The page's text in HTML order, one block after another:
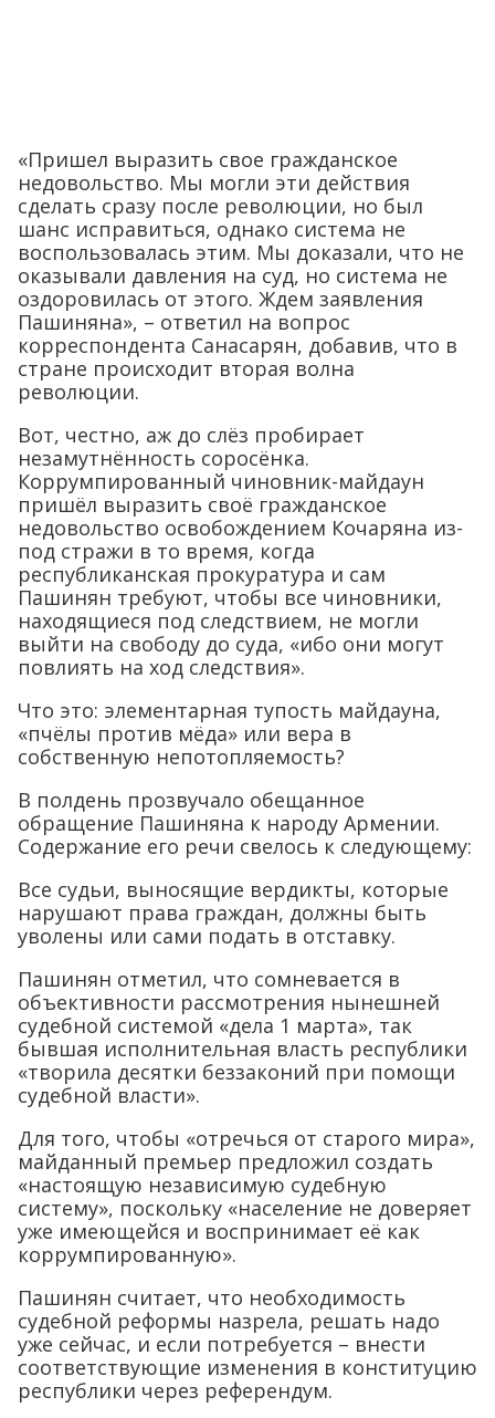
«Пришел выразить свое гражданское
недовольство. Мы могли эти действия
сделать сразу после революции, но был
шанс исправиться, однако система не
воспользовалась этим. Мы доказали, что не
оказывали давления на суд, но система не
оздоровилась от этого. Ждем заявления
Пашиняна», – ответил на вопрос
корреспондента Санасарян, добавив, что в
стране происходит вторая волна
революции.
Вот, честно, аж до слёз пробирает
незамутнённость соросёнка.
Коррумпированный чиновник-майдаун
пришёл выразить своё гражданское
недовольство освобождением Кочаряна из-
под стражи в то время, когда
республиканская прокуратура и сам
Пашинян требуют, чтобы все чиновники,
находящиеся под следствием, не могли
выйти на свободу до суда, «ибо они могут
повлиять на ход следствия».
Что это: элементарная тупость майдауна,
«пчёлы против мёда» или вера в
собственную непотопляемость?
В полдень прозвучало обещанное
обращение Пашиняна к народу Армении.
Содержание его речи свелось к следующему:
Все судьи, выносящие вердикты, которые
нарушают права граждан, должны быть
уволены или сами подать в отставку.
Пашинян отметил, что сомневается в
объективности рассмотрения нынешней
судебной системой «дела 1 марта», так
бывшая исполнительная власть республики
«творила десятки беззаконий при помощи
судебной власти».
Для того, чтобы «отречься от старого мира»,
майданный премьер предложил создать
«настоящую независимую судебную
систему», поскольку «население не доверяет
уже имеющейся и воспринимает её как
коррумпированную».
Пашинян считает, что необходимость
судебной реформы назрела, решать надо
уже сейчас, и если потребуется – внести
соответствующие изменения в конституцию
республики через референдум.